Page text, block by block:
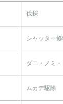
伐採
シャッター修
ダニ・ノミ
ムカデ駆除